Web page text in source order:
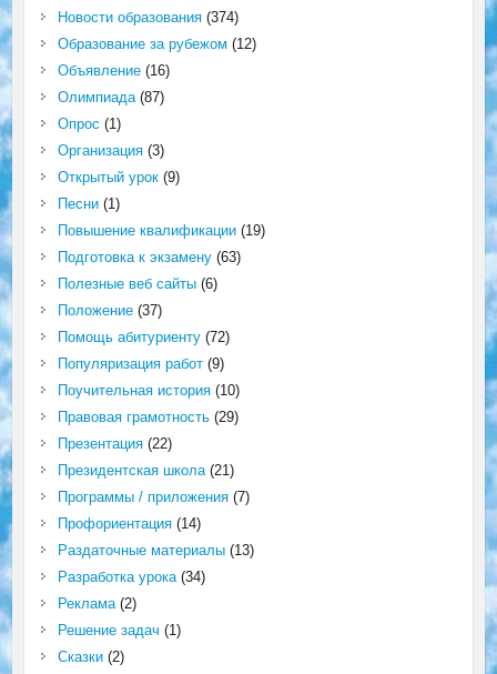
Новости образования(374)
Образование за рубежом (12)
Объявление(16)
Олимпиада(87)
Опрос (1)
Организация(3)
Открытый урок(9)
Песни(1)
Повышение квалификации(19)
Подготовка к экзамену(63)
Полезные веб сайты(6)
Положение(37)
Помощь абитуриенту(72)
Популяризация работ(9)
Поучительная история(10)
Правовая грамотность(29)
Презентация(22)
Президентская школа(21)
Программы / приложения(7)
Профориентация(14)
Раздаточные материалы(13)
Разработка урока(34)
Реклама(2)
Решение задач (1)
Сказки(2)